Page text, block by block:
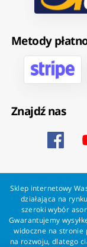
Metody
Znajdź nas
Sklep internetowy
działająca na
szeroki wybór
Gwarantujemy
widoczne na stronie
na rozwoju, dlatego